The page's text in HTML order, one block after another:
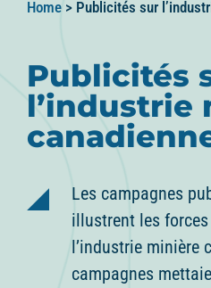
Home > Publicités sur
Publicités
l’industrie
Les campagnes
illustrent les
l’industrie minière
campagnes